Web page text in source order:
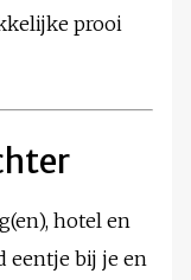
prooi
hotel en
eentje bij je en